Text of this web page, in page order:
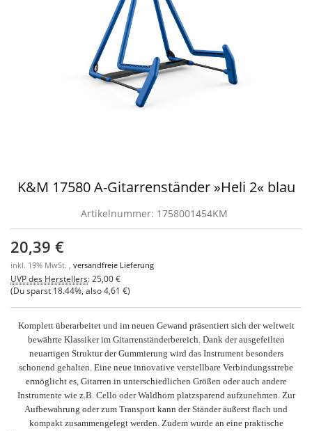
K&M 17580 A-Gitarrenständer »Heli 2« blau
Artikelnummer: 1758001454KM
20,39 €
inkl. 19% MwSt. , versandfreie Lieferung
UVP des Herstellers: 25,00 €
(Du sparst 18.44% , also4,61 €)
Komplett überarbeitet und im neuen Gewand präsentiert sich der weltweit
bewährte Klassiker im Gitarrenständerbereich. Dank der ausgefeilten
neuartigen Struktur der Gummierung wird das Instrument besonders
schonend gehalten. Eine neue innovative verstellbare Verbindungsstrebe
ermöglicht es, Gitarren in unterschiedlichen Größen oder auch andere
Instrumente wie z.B. Cello oder Waldhorn platzsparend aufzunehmen. Zur
Aufbewahrung oder zum Transport kann der Ständer äußerst flach und
kompakt zusammengelegt werden. Zudem wurde an eine praktische